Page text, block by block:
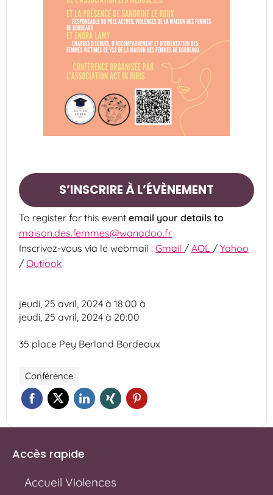
S’INSCRIRE À L’ÉVÈNEMENT
To register for this event email your details to
maison.des.femmes@wanadoo.fr
Inscrivez-vous via le webmail : Gmail / AOL / Yahoo
/ Outlook
jeudi, 25 avril, 2024 à 18:00 à
jeudi, 25 avril, 2024 à 20:00
35 place Pey Berland Bordeaux
Conférence
Accès rapide
Accueil Violences